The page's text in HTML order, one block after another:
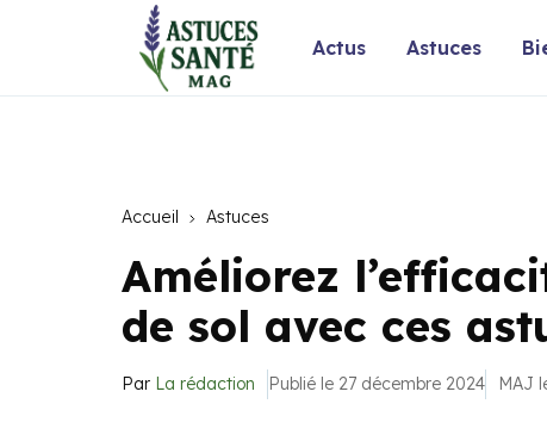
Actus Astuces
Accueil Astuces
Améliorez
de sol avec ces
Par La rédaction Publié le 27 décembre 2024 MAJ